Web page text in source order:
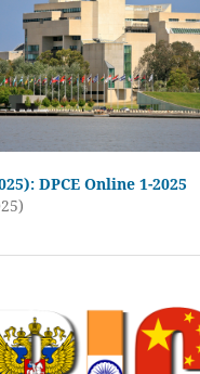
DPCE Online 1-2025